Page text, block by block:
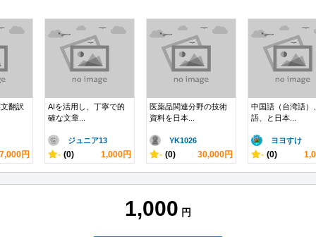
翻訳
円
AIを活用し、丁寧で的
確な文章...
ジュニア13
- (0) 1,000円
医薬品関連分野の技術
資料を日本...
YK1026
- (0) 30,000円
中国語（台湾語）
語、と日本...
ヨヨすけ
- (0)
1,000 円